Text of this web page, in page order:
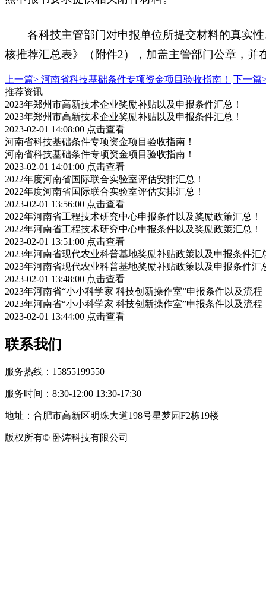
各科技主管部门对申报单位所提交材料的真实性
核推荐汇总表》（附件2），加盖主管部门公章，并
上一篇> 河南省科技基础条件专项资金项目验收指南！
下一篇
推荐资讯
2023年郑州市高新技术企业奖励补贴以及申报条件汇总！
2023年郑州市高新技术企业奖励补贴以及申报条件汇总！
2023-02-01 14:08:00 点击查看
河南省科技基础条件专项资金项目验收指南！
河南省科技基础条件专项资金项目验收指南！
2023-02-01 14:01:00 点击查看
2022年度河南省国际联合实验室评估安排汇总！
2022年度河南省国际联合实验室评估安排汇总！
2023-02-01 13:56:00 点击查看
2022年河南省工程技术研究中心申报条件以及奖励政策汇总！
2022年河南省工程技术研究中心申报条件以及奖励政策汇总！
2023-02-01 13:51:00 点击查看
2023年河南省现代农业科普基地奖励补贴政策以及申报条件汇
2023年河南省现代农业科普基地奖励补贴政策以及申报条件汇
2023-02-01 13:48:00 点击查看
2023年河南省“小小科学家 科技创新操作室”申报条件以及流程
2023年河南省“小小科学家 科技创新操作室”申报条件以及流程
2023-02-01 13:44:00 点击查看
联系我们
服务热线：15855199550
服务时间：8:30-12:00 13:30-17:30
地址：合肥市高新区明珠大道198号星梦园F2栋19楼
版权所有© 卧涛科技有限公司